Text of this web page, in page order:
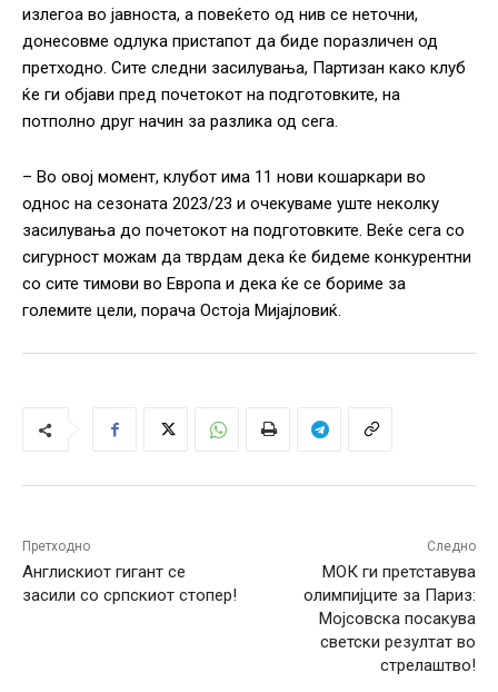
излегоа во јавноста, а повеќето од нив се неточни,
донесовме одлука пристапот да биде поразличен од
претходно. Сите следни засилувања, Партизан како клуб
ќе ги објави пред почетокот на подготовките, на
потполно друг начин за разлика од сега.
– Во овој момент, клубот има 11 нови кошаркари во
однос на сезоната 2023/23 и очекуваме уште неколку
засилувања до почетокот на подготовките. Веќе сега со
сигурност можам да тврдам дека ќе бидеме конкурентни
со сите тимови во Европа и дека ќе се бориме за
големите цели, порача Остоја Мијајловиќ.
Претходно
Англискиот гигант се
засили со српскиот стопер!
Следно
МОК ги претставува
олимпијците за Париз:
Мојсовска посакува
светски резултат во
стрелаштво!